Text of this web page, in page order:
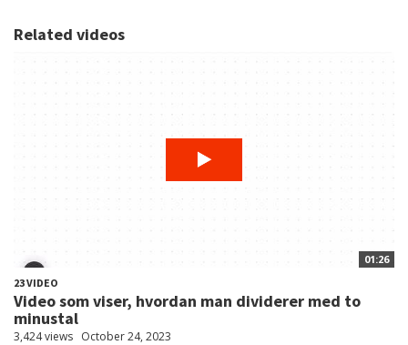
Related videos
01:26
23 VIDEO
Video som viser, hvordan man dividerer med to
minustal
3,424 views October 24, 2023